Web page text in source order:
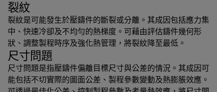
裂紋
裂紋是可能發生於壓鑄件的斷裂或分離。其成因包括應力集
中、快速冷卻及不均勻的熱梯度。可藉由評估鑄件幾何形
狀、調整製程時序及強化熱管理，將裂紋降至最低。
尺寸問題
尺寸問題是指壓鑄件偏離目標尺寸與公差的情況。其成因可
能包括不切實際的圖面公差、製程參數變動及熱膨脹效應。